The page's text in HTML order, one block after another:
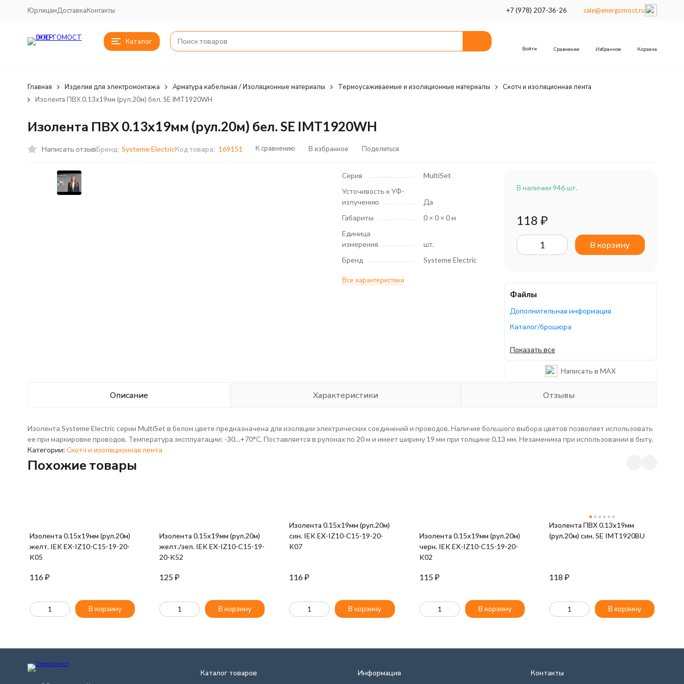
ЮрлицамДоставкаКонтакты +7 (978) 207-36-26 sale@energomost.ru
Каталог
Войти Сравнение Избранное Корзина
Главная Изделия для электромонтажа Арматура кабельная / Изоляционные материалы Термоусаживаемые и изоляционные материалы
Скотч и изоляционная лента
Изолента ПВХ 0.13х19мм (рул.20м) бел. SE IMT1920WH
Изолента ПВХ 0.13х19мм (рул.20м) бел. SE IMT1920WH
Написать отзывБренд: Systeme ElectricКод товара: 169151 К сравнению В избранное Поделиться
Серия
MultiSet
Усточивость к УФ-
излучению
Да
Габариты
0 × 0 × 0 м
Единица
измерения
шт.
Бренд
Systeme Electric
Все характеристики
В наличии 946 шт.
118 ₽
В корзину
Файлы
Дополнительная информация
Каталог/брошюра
Показать все
Написать в MAX
Описание Характеристики Отзывы
Изолента Systeme Electric серии MultiSet в белом цвете предназначена для изоляции электрических соединений и проводов. Наличие большого выбора цветов позволяет использовать
ее при маркировке проводов. Температура эксплуатации: -30…+70°С. Поставляется в рулонах по 20 м и имеет ширину 19 мм при толщине 0,13 мм. Незаменима при использовании в быту.
Категории: Скотч и изоляционная лента
Похожие товары
Изолента 0.15х19мм (рул.20м)
желт. IEK EX-IZ10-C15-19-20-
K05
116₽
В корзину
Изолента 0.15х19мм (рул.20м)
желт./зел. IEK EX-IZ10-C15-19-
20-K52
125₽
В корзину
Изолента 0.15х19мм (рул.20м)
син. IEK EX-IZ10-C15-19-20-
K07
116₽
В корзину
Изолента 0.15х19мм (рул.20м)
черн. IEK EX-IZ10-C15-19-20-
K02
115₽
В корзину
Изолента ПВХ 0.13х19мм
(рул.20м) син. SE IMT1920BU
118 ₽
В корзину
Каталог товаров Информация Контакты